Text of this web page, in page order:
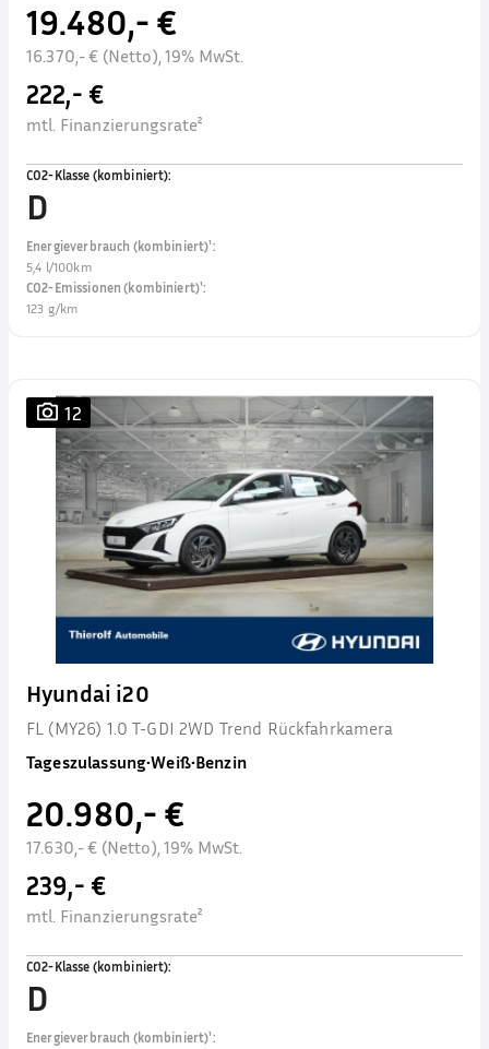
19.480,- €
16.370,- € (Netto), 19% MwSt.
222,- €
mtl. Finanzierungsrate²
CO2-Klasse (kombiniert):
D
Energieverbrauch (kombiniert)¹:
5,4 l/100km
CO2-Emissionen (kombiniert)¹:
123 g/km
12
Hyundai i20
FL (MY26) 1.0 T-GDI 2WD Trend Rückfahrkamera
Tageszulassung•Weiß•Benzin
20.980,- €
17.630,- € (Netto), 19% MwSt.
239,- €
mtl. Finanzierungsrate²
CO2-Klasse (kombiniert):
D
Energieverbrauch (kombiniert)¹: